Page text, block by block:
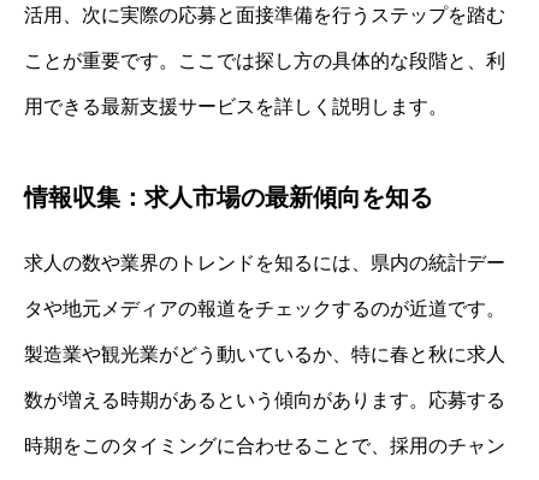
活用、次に実際の応募と面接準備を行うステップを踏む
ことが重要です。ここでは探し方の具体的な段階と、利
用できる最新支援サービスを詳しく説明します。
情報収集：求人市場の最新傾向を知る
求人の数や業界のトレンドを知るには、県内の統計デー
タや地元メディアの報道をチェックするのが近道です。
製造業や観光業がどう動いているか、特に春と秋に求人
数が増える時期があるという傾向があります。応募する
時期をこのタイミングに合わせることで、採用のチャン